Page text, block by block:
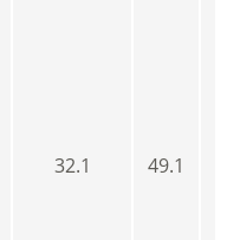
32.1 49.1